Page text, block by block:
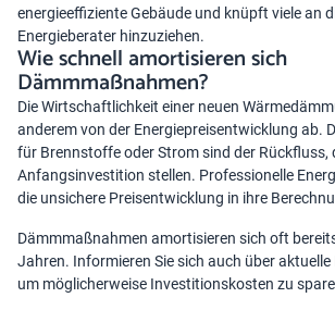
energieeffiziente Gebäude und knüpft viele an
Energieberater hinzuziehen.
Wie schnell amortisieren sich
Dämmmaßnahmen?
Die Wirtschaftlichkeit einer neuen
anderem von der Energiepreisentwicklung ab.
für Brennstoffe oder Strom sind der Rückfluss,
Anfangsinvestition stellen. Professionelle
die unsichere Preisentwicklung in ihre
Dämmmaßnahmen amortisieren sich oft
Jahren. Informieren Sie sich auch über
um möglicherweise Investitionskosten zu